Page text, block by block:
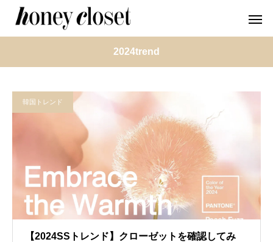
2024trend
韓国トレンド
【2024SSトレンド】クローゼットを確認してみ